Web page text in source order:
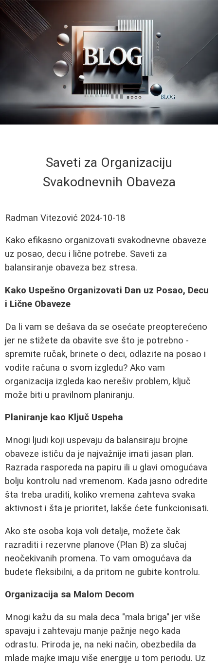
Saveti za Organizaciju
Svakodnevnih Obaveza
Radman Vitezović 2024-10-18
Kako efikasno organizovati svakodnevne obaveze
uz posao, decu i lične potrebe. Saveti za
balansiranje obaveza bez stresa.
Kako Uspešno Organizovati Dan uz Posao, Decu
i Lične Obaveze
Da li vam se dešava da se osećate preopterećeno
jer ne stižete da obavite sve što je potrebno -
spremite ručak, brinete o deci, odlazite na posao i
vodite računa o svom izgledu? Ako vam
organizacija izgleda kao nerešiv problem, ključ
može biti u pravilnom planiranju.
Planiranje kao Ključ Uspeha
Mnogi ljudi koji uspevaju da balansiraju brojne
obaveze ističu da je najvažnije imati jasan plan.
Razrada rasporeda na papiru ili u glavi omogućava
bolju kontrolu nad vremenom. Kada jasno odredite
šta treba uraditi, koliko vremena zahteva svaka
aktivnost i šta je prioritet, lakše ćete funkcionisati.
Ako ste osoba koja voli detalje, možete čak
razraditi i rezervne planove (Plan B) za slučaj
neočekivanih promena. To vam omogućava da
budete fleksibilni, a da pritom ne gubite kontrolu.
Organizacija sa Malom Decom
Mnogi kažu da su mala deca "mala briga" jer više
spavaju i zahtevaju manje pažnje nego kada
odrastu. Priroda je, na neki način, obezbedila da
mlade majke imaju više energije u tom periodu. Uz